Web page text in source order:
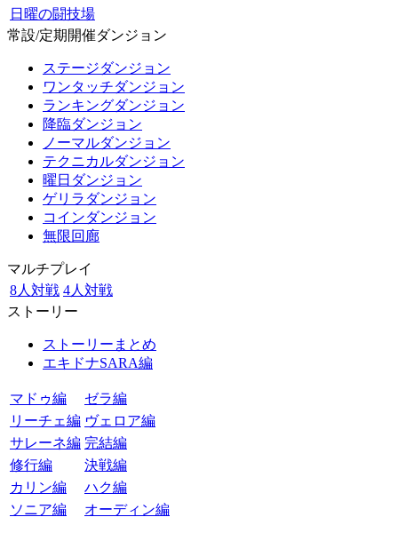
日曜の闘技場
常設/定期開催ダンジョン
ステージダンジョン
ワンタッチダンジョン
ランキングダンジョン
降臨ダンジョン
ノーマルダンジョン
テクニカルダンジョン
曜日ダンジョン
ゲリラダンジョン
コインダンジョン
無限回廊
マルチプレイ
8人対戦 4人対戦
ストーリー
ストーリーまとめ
エキドナSARA編
マドゥ編
ゼラ編
リーチェ編 ヴェロア編
サレーネ編 完結編
修行編
決戦編
カリン編
ハク編
ソニア編
オーディン編